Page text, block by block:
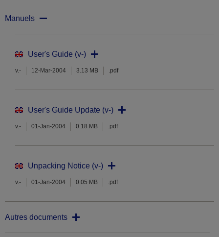
Manuels
User's Guide (v-)
v.- 12-Mar-2004 3.13 MB .pdf
User's Guide Update (v-)
v.- 01-Jan-2004 0.18 MB .pdf
Unpacking Notice (v-)
v.- 01-Jan-2004 0.05 MB .pdf
Autres documents